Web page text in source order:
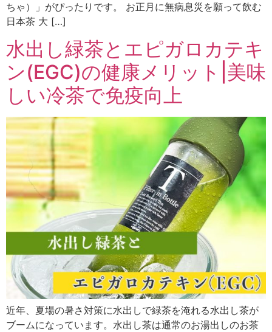
ちゃ）」がぴったりです。 お正月に無病息災を願って飲む
日本茶 大 […]
水出し緑茶とエピガロカテキ
ン(EGC)の健康メリット|美味
しい冷茶で免疫向上
近年、夏場の暑さ対策に水出しで緑茶を淹れる水出し茶が
ブームになっています。水出し茶は通常のお湯出しのお茶